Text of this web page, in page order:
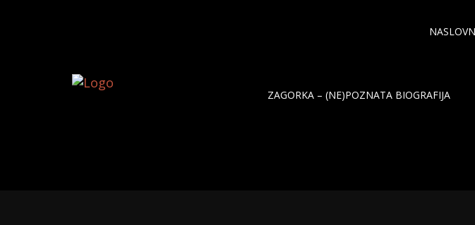
ZAGORKA – (NE)POZNATA BIOGRAFIJA